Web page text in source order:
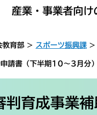
産業・事業者向け
教育部 > スポーツ振興課 >
請書（下半期10～3月分
判育成事業